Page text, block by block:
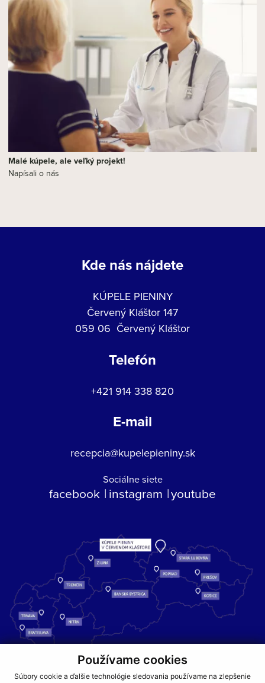
Používame cookies
Súbory cookie a ďalšie technológie sledovania používame na zlepšenie
Malé kúpele, ale veľký projekt!
Napísali o nás
Kde nás nájdete
KÚPELE PIENINY
Červený Kláštor 147
059 06 Červený Kláštor
Telefón
+421 914 338 820
E-mail
recepcia@kupelepieniny.sk
Sociálne siete
facebook instagram youtube
Kúpele Pieniny – miesto, kde sa príroda stretáva s liečivou silou